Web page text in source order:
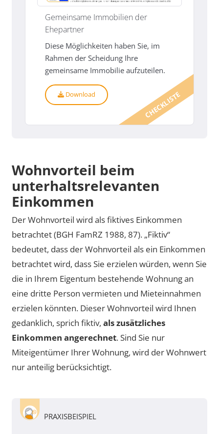
CHECKLISTE
Gemeinsame Immobilien der
Ehepartner
Diese Möglichkeiten haben Sie, im
Rahmen der Scheidung Ihre
gemeinsame Immobilie aufzuteilen.
Download
Wohnvorteil beim
unterhaltsrelevanten
Einkommen
Der Wohnvorteil wird als fiktives Einkommen
betrachtet (BGH FamRZ 1988, 87). „Fiktiv“
bedeutet, dass der Wohnvorteil als ein Einkommen
betrachtet wird, dass Sie erzielen würden, wenn Sie
die in Ihrem Eigentum bestehende Wohnung an
eine dritte Person vermieten und Mieteinnahmen
erzielen könnten. Dieser Wohnvorteil wird Ihnen
gedanklich, sprich fiktiv, als zusätzliches
Einkommen angerechnet. Sind Sie nur
Miteigentümer Ihrer Wohnung, wird der Wohnwert
nur anteilig berücksichtigt.
PRAXISBEISPIEL